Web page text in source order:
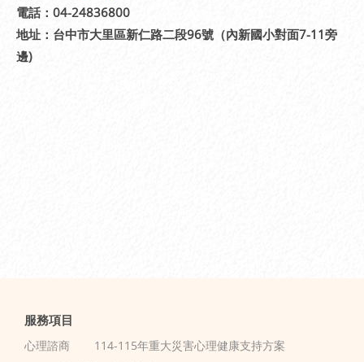
電話：04-24836800
地址：台中市大里區新仁路二段96號（內新國小對面7-11旁
邊)
服務項目
心理諮商
114-115年重大災害心理健康支持方案